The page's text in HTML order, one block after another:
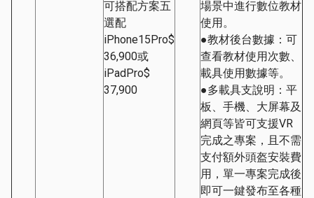
可搭配方案五
選配
iPhone15Pro$
36,900或
iPadPro$
37,900
場景中進行數位教材
使用。
●教材後台數據：可
查看教材使用次數、
載具使用數據等。
●多載具支說明：平
板、手機、大屏幕及
網頁等皆可支援VR
完成之專案，且不需
支付額外頭盔安裝費
用，單一專案完成後
即可一鍵發布至各種